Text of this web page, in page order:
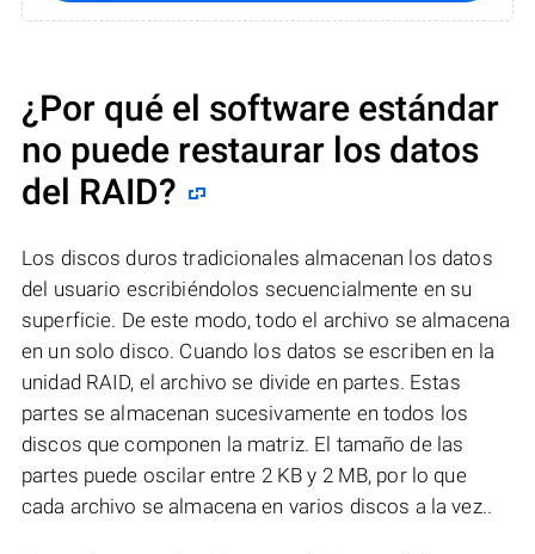
¿Por qué el software estándar
no puede restaurar los datos
del RAID?
Los discos duros tradicionales almacenan los datos
del usuario escribiéndolos secuencialmente en su
superficie. De este modo, todo el archivo se almacena
en un solo disco. Cuando los datos se escriben en la
unidad RAID, el archivo se divide en partes. Estas
partes se almacenan sucesivamente en todos los
discos que componen la matriz. El tamaño de las
partes puede oscilar entre 2 KB y 2 MB, por lo que
cada archivo se almacena en varios discos a la vez..